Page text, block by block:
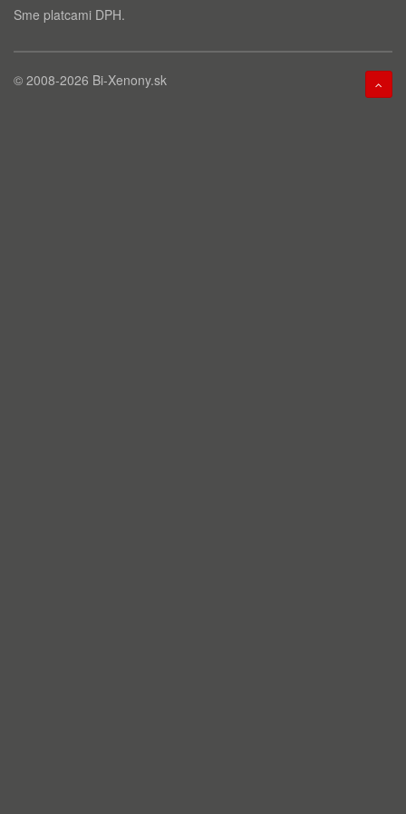
Sme platcami DPH.
© 2008-2026 Bi-Xenony.sk